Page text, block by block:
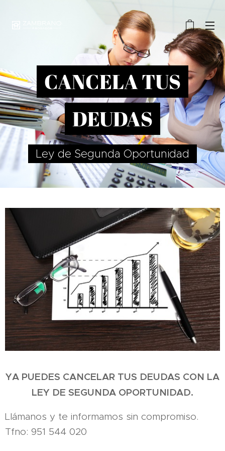
CANCELA TUS
DEUDAS
Ley de Segunda Oportunidad
YA PUEDES CANCELAR TUS DEUDAS CON LA
LEY DE SEGUNDA OPORTUNIDAD.
Llámanos y te informamos sin compromiso.
Tfno: 951 544 020